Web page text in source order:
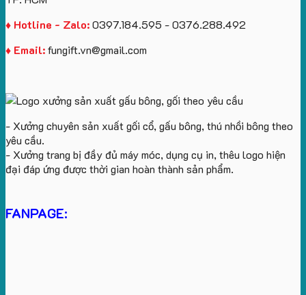
♦ Hotline - Zalo:0397.184.595 - 0376.288.492
♦ Email:fungift.vn@gmail.com
- Xưởng chuyên sản xuất gối cổ, gấu bông, thú nhồi bông theo
yêu cầu.
- Xưởng trang bị đầy đủ máy móc, dụng cụ in, thêu logo hiện
đại đáp ứng được thời gian hoàn thành sản phẩm.
FANPAGE: